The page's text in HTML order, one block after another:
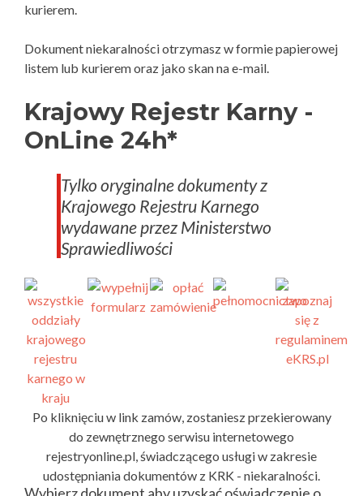
kurierem.
Dokument niekaralności otrzymasz w formie papierowej
listem lub kurierem oraz jako skan na e-mail.
Krajowy Rejestr Karny -
OnLine 24h*
Tylko oryginalne dokumenty z
Krajowego Rejestru Karnego
wydawane przez Ministerstwo
Sprawiedliwości
Po kliknięciu w link zamów, zostaniesz przekierowany
do zewnętrznego serwisu internetowego
rejestryonline.pl, świadczącego usługi w zakresie
udostępniania dokumentów z KRK - niekaralności.